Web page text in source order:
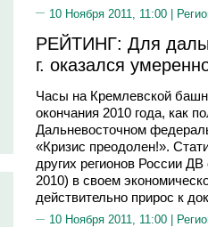
10 Ноября 2011, 11:00 |
РЕЙТИНГ: Для
г. оказался
Часы на Кремлевской
окончания 2010 года, как
Дальневосточном
«Кризис преодолен!».
других регионов России
2010) в своем
действительно прирос к
10 Ноября 2011, 11:00 |